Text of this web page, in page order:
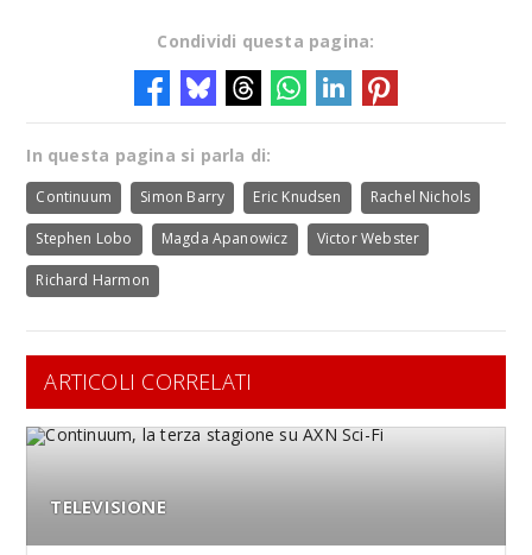
Condividi questa pagina:
In questa pagina si parla di:
Continuum Simon Barry Eric Knudsen Rachel Nichols
Stephen Lobo Magda Apanowicz Victor Webster
Richard Harmon
ARTICOLI CORRELATI
TELEVISIONE